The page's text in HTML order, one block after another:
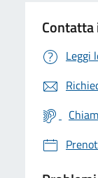
Leggi